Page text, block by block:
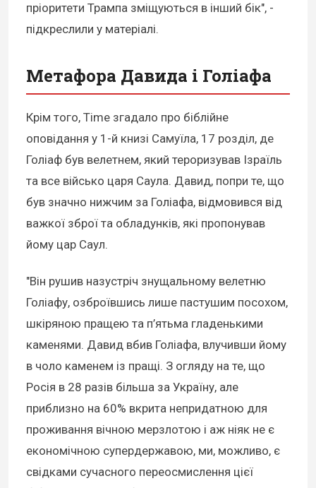
пріоритети Трампа зміщуються в інший бік", -
підкреслили у матеріалі.
Метафора Давида і Голіафа
Крім того, Time згадало про біблійне
оповідання у 1-й книзі Самуїла, 17 розділ, де
Голіаф був велетнем, який тероризував Ізраїль
та все військо царя Саула. Давид, попри те, що
був значно нижчим за Голіафа, відмовився від
важкої зброї та обладунків, які пропонував
йому цар Саул.
"Він рушив назустріч знущальному велетню
Голіафу, озброївшись лише пастушим посохом,
шкіряною пращею та п’ятьма гладенькими
каменями. Давид вбив Голіафа, влучивши йому
в чоло каменем із пращі. З огляду на те, що
Росія в 28 разів більша за Україну, але
приблизно на 60% вкрита непридатною для
проживання вічною мерзлотою і аж ніяк не є
економічною супердержавою, ми, можливо, є
свідками сучасного переосмислення цієї